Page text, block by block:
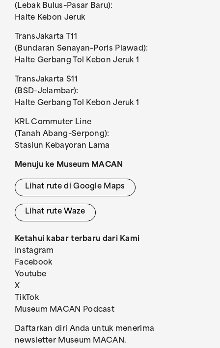
(Lebak Bulus–Pasar Baru):
Halte Kebon Jeruk
TransJakarta T11
(Bundaran Senayan–Poris Plawad):
Halte Gerbang Tol Kebon Jeruk 1
TransJakarta S11
(BSD–Jelambar):
Halte Gerbang Tol Kebon Jeruk 1
KRL Commuter Line
(Tanah Abang–Serpong):
Stasiun Kebayoran Lama
Menuju ke Museum MACAN
Lihat rute di Google Maps
Lihat rute Waze
Ketahui kabar terbaru dari Kami
Instagram
Facebook
Youtube
X
TikTok
Museum MACAN Podcast
Daftarkan diri Anda untuk menerima
newsletter Museum MACAN.